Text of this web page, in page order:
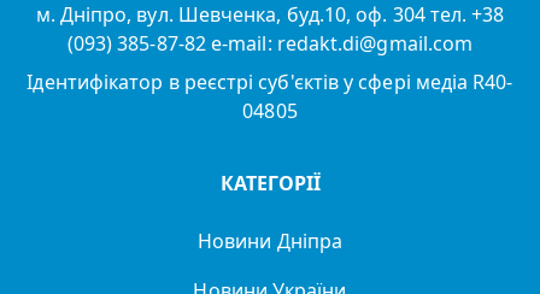
м. Дніпро, вул. Шевченка, буд.10, оф. 304 тел. +38
(093) 385-87-82 e-mail: redakt.di@gmail.com
Ідентифікатор в реєстрі суб'єктів у сфері медіа R40-
04805
КАТЕГОРІЇ
Новини Дніпра